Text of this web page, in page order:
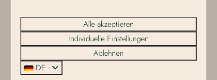
durch den rechten Ausgang zum Busbahnhof. Hier wartet
auch bereits der Bus Nr. 33, der alle Fahrgäste in wenigen
Minuten zum Fährterminal Texel bringt. Bustickets können
am Connexxion-Schalter beim Busbahnhof oder beim
Busfahrer gekauft werden. Im Bus ist nur Kartenzahlung
Alle akzeptieren
Individuelle Einstellungen
Ablehnen
DE